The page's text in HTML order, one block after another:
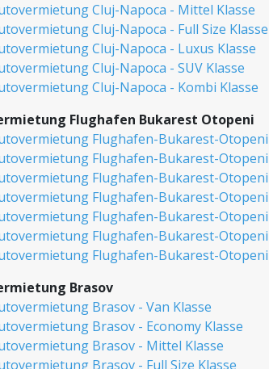
Cluj-Napoca - Mittel Klasse
Cluj-Napoca - Full Size Klasse
Cluj-Napoca - Luxus Klasse
Cluj-Napoca - SUV Klasse
Cluj-Napoca - Kombi Klasse
Flughafen Bukarest Otopeni
Flughafen-Bukarest-Otopeni
Flughafen-Bukarest-Otopeni
Flughafen-Bukarest-
Flughafen-Bukarest-Otopeni
Flughafen-Bukarest-Otopeni
Flughafen-Bukarest-Otopeni
Flughafen-Bukarest-Otopeni
Brasov
Brasov - Van Klasse
Brasov - Economy Klasse
Brasov - Mittel Klasse
Brasov - Full Size Klasse